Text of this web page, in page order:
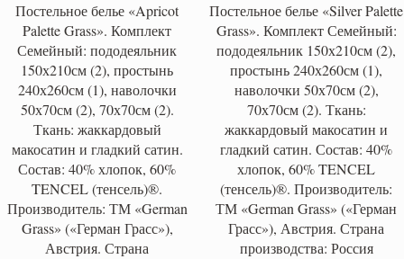
Постельное белье «Apricot
Palette Grass». Комплект
Семейный: пододеяльник
150х210см (2), простынь
240х260см (1), наволочки
50х70см (2), 70х70см (2).
Ткань: жаккардовый
макосатин и гладкий сатин.
Состав: 40% хлопок, 60%
TENCEL (тенсель)®.
Производитель: ТМ «German
Grass» («Герман Грасс»),
Австрия. Страна
Постельное белье «Silver Palette
Grass». Комплект Семейный:
пододеяльник 150х210см (2),
простынь 240х260см (1),
наволочки 50х70см (2),
70х70см (2). Ткань:
жаккардовый макосатин и
гладкий сатин. Состав: 40%
хлопок, 60% TENCEL
(тенсель)®. Производитель:
ТМ «German Grass» («Герман
Грасс»), Австрия. Страна
производства: Россия